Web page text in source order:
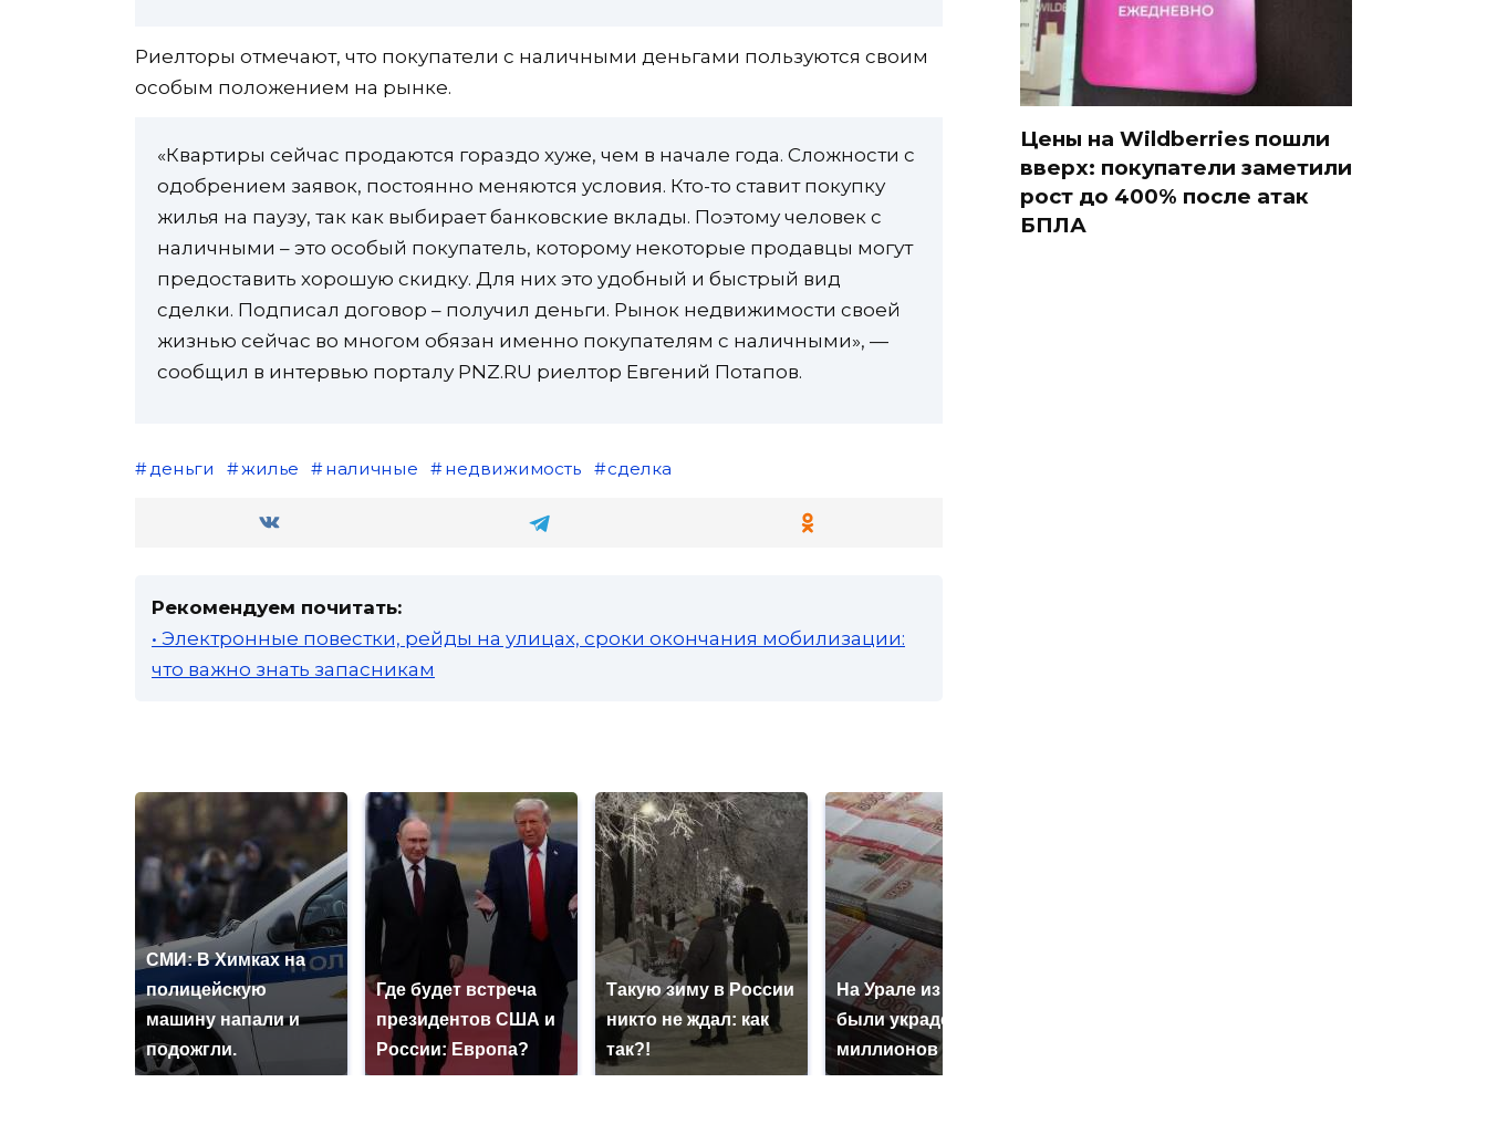
Риелторы отмечают, что покупатели с наличными деньгами пользуются своим
особым положением на рынке.
«Квартиры сейчас продаются гораздо хуже, чем в начале года. Сложности с
одобрением заявок, постоянно меняются условия. Кто-то ставит покупку
жилья на паузу, так как выбирает банковские вклады. Поэтому человек с
наличными – это особый покупатель, которому некоторые продавцы могут
предоставить хорошую скидку. Для них это удобный и быстрый вид
сделки. Подписал договор – получил деньги. Рынок недвижимости своей
жизнью сейчас во многом обязан именно покупателям с наличными», —
сообщил в интервью порталу PNZ.RU риелтор Евгений Потапов.
деньги жилье наличные недвижимость сделка
Рекомендуем почитать:
• Электронные повестки, рейды на улицах, сроки окончания мобилизации:
что важно знать запасникам
СМИ: В Химках на
полицейскую
машину напали и
подожгли.
Где будет встреча
президентов США и
России: Европа?
Такую зиму в России
никто не ждал: как
так?!
На Урале из казны
были украдены 18
миллионов рублей
Цены на Wildberries пошли
вверх: покупатели заметили
рост до 400% после атак
БПЛА